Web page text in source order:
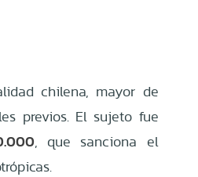
chilena, mayor de
previos. El sujeto fue
, que sanciona el